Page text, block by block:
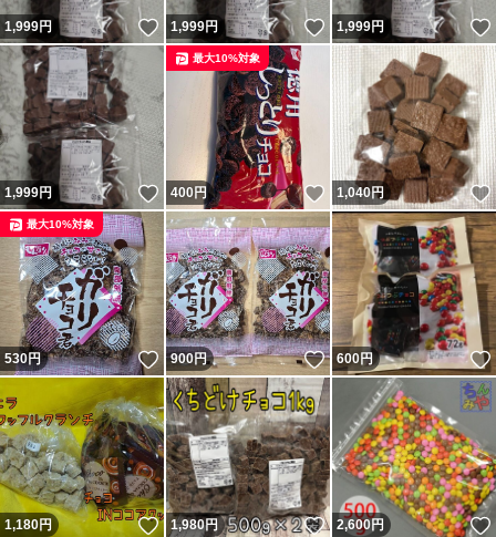
1,999円 いいね！
1,999円 いいね！
1,999円
1,999円 いいね！
400円 いいね！
最大10%対象
1,040円
530円 いいね！
最大10%対象
900円 いいね！
600円
1,180円 いいね！
1,980円 いいね！
2,600円